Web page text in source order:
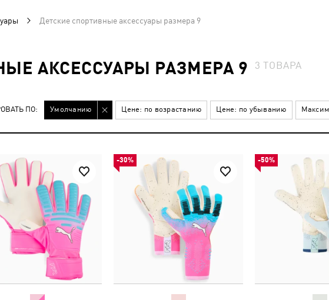
Детские спортивные аксессуары размера 9
АКСЕССУАРЫ РАЗМЕРА 9 3ТОВАРА
ПО: Умолчанию Цене: по возрастанию Цене: по убыванию
-30% -50%